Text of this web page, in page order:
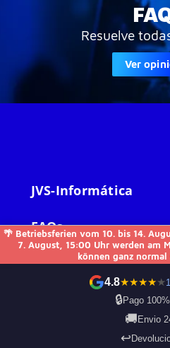
🌴 Betriebsferien vom 10. bis 14.
7. August, 15:00 Uhr werden am
können ganz
4.8★★★★★
🔒Pago
🚚 Envio
↩️
Resuelve
Ver
JVS-Informática
FAQs
Otros